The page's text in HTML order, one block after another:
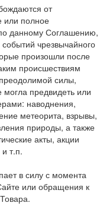
от
или полное
данному Соглашению,
чрезвычайного
произошли после
происшествиям
силы,
могла предвидеть или
наводнения,
метеорита, взрывы,
природы, а также
акты, акции
т.п.
в силу с момента
или обращения к